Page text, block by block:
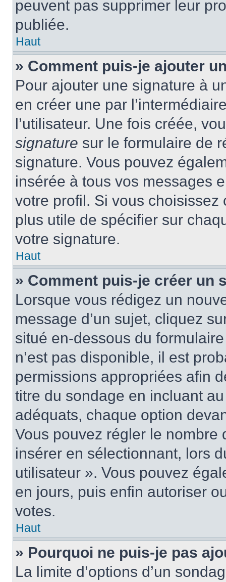
peuvent pas supprimer leur
publiée.
Haut
» Comment puis-je ajouter
Pour ajouter une signature à
en créer une par
l’utilisateur. Une fois créée,
signature sur le formulaire de
signature. Vous pouvez
insérée à tous vos messages
votre profil. Si vous
plus utile de spécifier sur
votre signature.
Haut
» Comment puis-je créer un
Lorsque vous rédigez un
message d’un sujet, cliquez
situé en-dessous du
n’est pas disponible, il est
permissions appropriées afin
titre du sondage en incluant
adéquats, chaque option
Vous pouvez régler le nombre
insérer en sélectionnant, lors
utilisateur ». Vous pouvez
en jours, puis enfin autoriser
votes.
Haut
» Pourquoi ne puis-je pas
La limite d’options d’un